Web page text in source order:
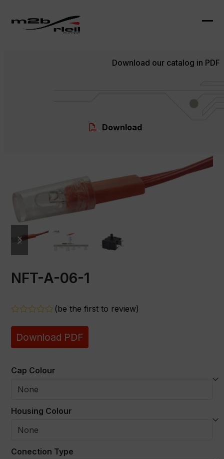
content
Download our catalog in PDF
Download
previous
slide
next
slide
NFT-A-06-1
0
out
(be the first to review)
Download PDF
Cap Colour
Housing Colour
Conection Type